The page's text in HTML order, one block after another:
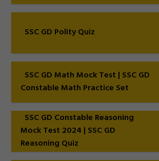
SSC GD Polity Quiz
SSC GD Math Mock Test | SSC GD
Constable Math Practice Set
SSC GD Constable Reasoning
Mock Test 2024 | SSC GD
Reasoning Quiz